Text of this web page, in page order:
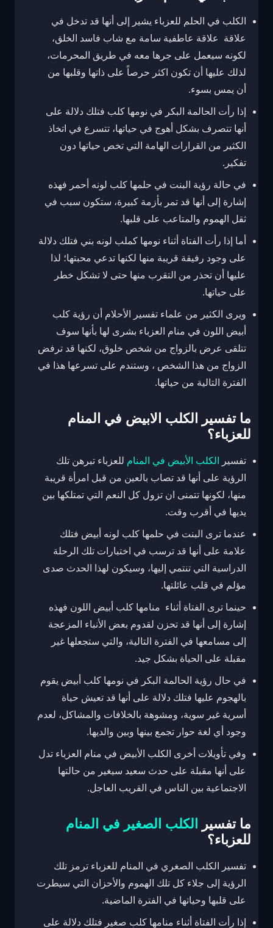
الكلب في الحلم للعزباء يشير إلى أنها قد تدخل في
علاقة علاقة عاطفية سامة مع شاب فاسد الخلق،
لكونه سيعمل على جرها معه في طريق المحرمات،
لذلك عليها أن تكون اكثر حرصاً على ذاتها وقلبها من
أن يمس بسوء.
إذا رأت الحالمة البكر في نومها كلب فتلك دلالة على
أنها تتصرف بشكل أهوج في حياتها، تتسرع في اتخاذ
الكثير من القرارات الهامة التي تخص حياتها دون
تفكير.
في حالة رؤية البنت في حلمها كلب لونه أحمر فهذه
إشارة إلى أنها قد تمر بأزمة كبيرة، ستكون سبب في
ثقل الهموم والمتاعب على قلبها.
أما إذا رأت الفتاة أثناء نومها كملب لونه بني فتلك دلالة
على وجود رفيقة قريبة منها لكنها تدعي محبتها؛ لذا
عليها أن تحذر من التقرب منها حتى لا تشكل خطر
على حياتها.
ويرى الكثير من علماء تفسير الأحلام أن رؤية كلب
أبيض اللون في منام العزباء بشرى لها بأنها سوف
تتلقى عرض بالزواج من شخص خلوق، لكنها قد ترفض
الزواج من هذا الشخص ، وستندم على تسرعها هذا في
الفترة التالية من حياتها.
ما تفسير الكلب الابيض في المنام
للعزباء؟
تفسير الكلب الأبيض في المنام للعزباء تبرهن تلك
الرؤية على أنها قد تصاب بالعين من قبل امرأة قريبة
منها، لكونها تتمنى ان تزول كل النعم التي تمتلكها بين
يديها في أقرب وقت.
عندما ترى البنت في حلمها كلب لونه أبيض فتلك
علامة على أنها قد ترسب في اختبارات تلك الرحلة
الدراسية التي تنتمي إليها، وسيكون لهذا الحدث صدى
مؤلم في قلب عائلتها.
حينما ترى الفتاة أثناء منامها كلب أبيض اللون فهذه
إشارة إلى أنها قد تحزن لقدوم بعض الأنباء المزعجة
إلى مسامعها في الفترة التالية، والتي ستجعلها غير
مقبلة على الحياة بشكل جيد.
في حال رؤية الحالمة البكر في نومها كلب أبيض يقوم
بالهجوم عليها فتلك دلالة على أنها قد تعيش حياة
أسرية غير سوية، ومشوهة بالخلافات والمشاكل، لعدم
وجود أي لغة حوار تجمع بينها وبين والديها.
وفي تأويلات أخرى الكلب الأبيض في منام العزباء تدل
على أنها مقبلة على حدث سعيد سيغير من حالتها
الاجتماعية بين الناس في القريب العاجل.
ما تفسير
الكلب الصغير في المنام
للعزباء؟
تفسير الكلب الصغري في المنام للعزباء ترمز تلك
الرؤية إلى جلاء كل تلك الهموم والأحزان التي سيطرت
على قلبها وحياتها في الفترة الماضية.
إذا رأت الفتاة أثناء منامها كلب صغير فتلك دلالة على